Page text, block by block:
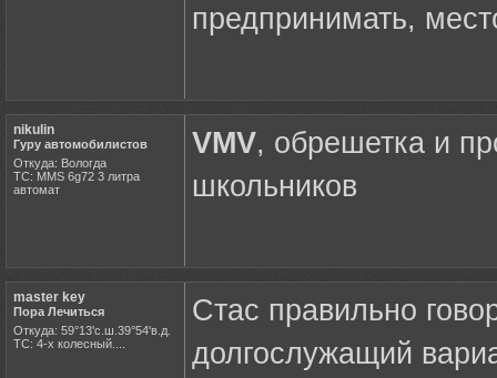
предпринимать,
nikulin
Гуру автомобилистов
Откуда: Вологда
ТС: MMS 6g72 3 литра
автомат
VMV, обрешетка и
школьников
master key
Пора Лечиться
Откуда: 59°13'с.ш.39°54'в.д.
ТС: 4-х колесный....
Стас правильно
долгослужащий